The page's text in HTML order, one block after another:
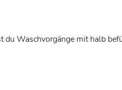
du Waschvorgänge mit halb